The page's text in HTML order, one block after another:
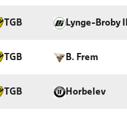
TGB Lynge-Broby
TGB B. Frem
TGB Horbelev